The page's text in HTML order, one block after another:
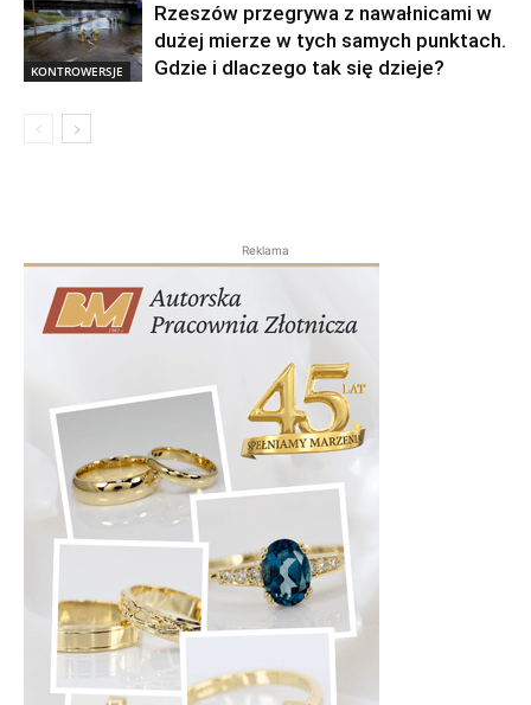
KONTROWERSJE
Rzeszów przegrywa z nawałnicami w
dużej mierze w tych samych punktach.
Gdzie i dlaczego tak się dzieje?
Reklama